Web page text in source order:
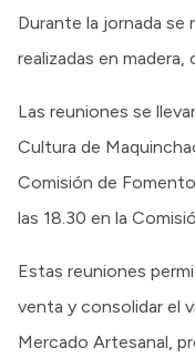
Durante la jornada
realizadas en madera,
Las reuniones se
Cultura de
Comisión de
las 18.30 en la
Estas reuniones
venta y consolidar el
Mercado Artesanal,